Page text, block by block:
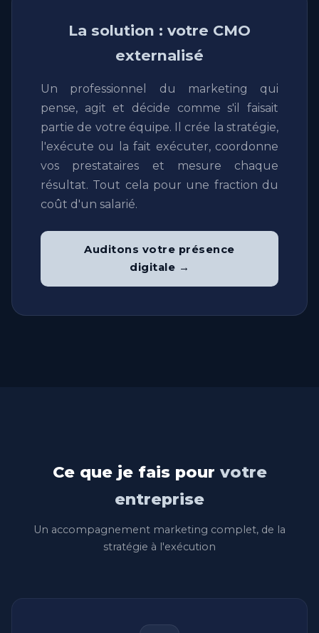
La solution : votre CMO
externalisé
Un professionnel du marketing qui
pense, agit et décide comme s'il faisait
partie de votre équipe. Il crée la stratégie,
l'exécute ou la fait exécuter, coordonne
vos prestataires et mesure chaque
résultat. Tout cela pour une fraction du
coût d'un salarié.
Auditons votre présence
digitale →
Ce que je fais pour votre
entreprise
Un accompagnement marketing complet, de la
stratégie à l'exécution